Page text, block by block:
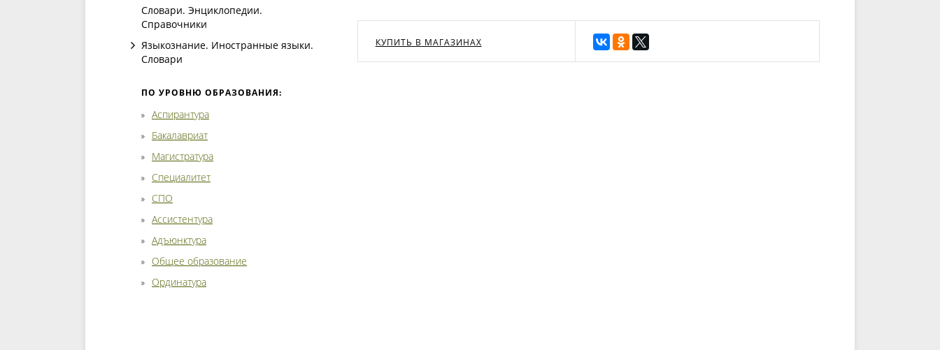
Словари. Энциклопедии.
Справочники
Языкознание. Иностранные языки.
Словари
ПО УРОВНЮ ОБРАЗОВАНИЯ:
Аспирантура
Бакалавриат
Магистратура
Специалитет
СПО
Ассистентура
Адъюнктура
Общее образование
Ординатура
КУПИТЬ В МАГАЗИНАХ